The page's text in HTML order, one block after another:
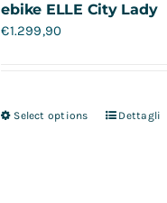
ebike ELLE City Lady
€1.299,90
Select options Dettagli